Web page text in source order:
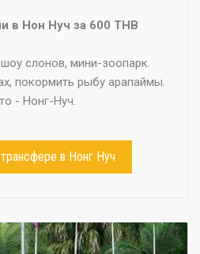
в Нон Нуч за 600 THB
слонов, мини-зоопарк.
покормить рыбу арапаймы.
- Нонг-Нуч.
в Нонг Нуч